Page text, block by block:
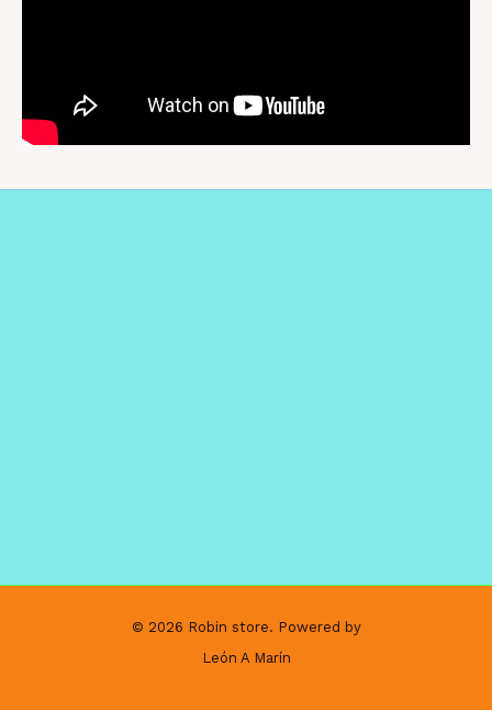
© 2026 Robin store. Powered by
León A Marín